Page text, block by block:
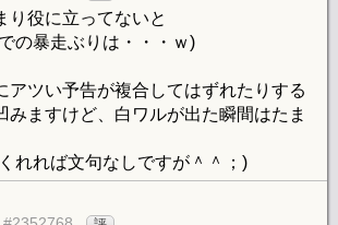
り役に立ってないと
の暴走ぶりは・・・ｗ)
アツい予告が複合してはずれたりする
みますけど、白ワルが出た瞬間はたま
れれば文句なしですが＾＾；)